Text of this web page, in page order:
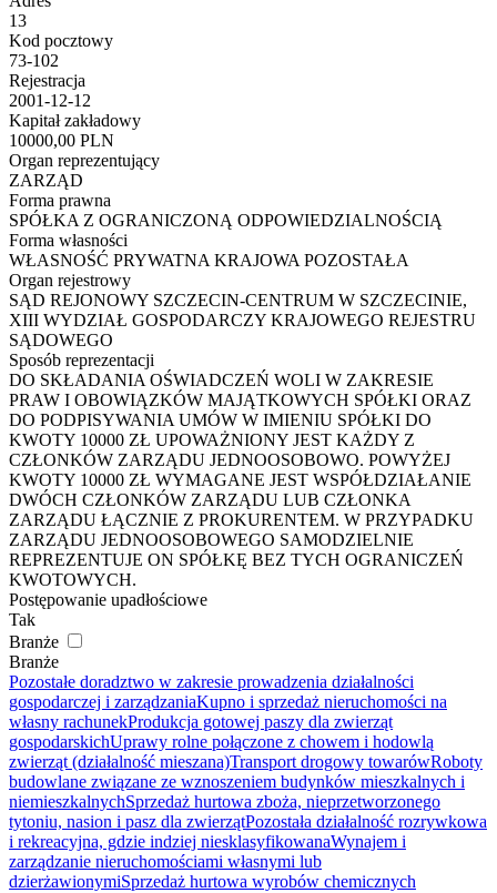
13
Kod pocztowy
73-102
Rejestracja
2001-12-12
Kapitał zakładowy
10000,00 PLN
Organ reprezentujący
ZARZĄD
Forma prawna
SPÓŁKA Z OGRANICZONĄ ODPOWIEDZIALNOŚCIĄ
Forma własności
WŁASNOŚĆ PRYWATNA KRAJOWA POZOSTAŁA
Organ rejestrowy
SĄD REJONOWY SZCZECIN-CENTRUM W SZCZECINIE,
XIII WYDZIAŁ GOSPODARCZY KRAJOWEGO REJESTRU
SĄDOWEGO
Sposób reprezentacji
DO SKŁADANIA OŚWIADCZEŃ WOLI W ZAKRESIE
PRAW I OBOWIĄZKÓW MAJĄTKOWYCH SPÓŁKI ORAZ
DO PODPISYWANIA UMÓW W IMIENIU SPÓŁKI DO
KWOTY 10000 ZŁ UPOWAŻNIONY JEST KAŻDY Z
CZŁONKÓW ZARZĄDU JEDNOOSOBOWO. POWYŻEJ
KWOTY 10000 ZŁ WYMAGANE JEST WSPÓŁDZIAŁANIE
DWÓCH CZŁONKÓW ZARZĄDU LUB CZŁONKA
ZARZĄDU ŁĄCZNIE Z PROKURENTEM. W PRZYPADKU
ZARZĄDU JEDNOOSOBOWEGO SAMODZIELNIE
REPREZENTUJE ON SPÓŁKĘ BEZ TYCH OGRANICZEŃ
KWOTOWYCH.
Postępowanie upadłościowe
Tak
Branże
Branże
Pozostałe doradztwo w zakresie prowadzenia działalności
gospodarczej i zarządzaniaKupno i sprzedaż nieruchomości na
własny rachunekProdukcja gotowej paszy dla zwierząt
gospodarskichUprawy rolne połączone z chowem i hodowlą
zwierząt (działalność mieszana)Transport drogowy towarówRoboty
budowlane związane ze wznoszeniem budynków mieszkalnych i
niemieszkalnychSprzedaż hurtowa zboża, nieprzetworzonego
tytoniu, nasion i pasz dla zwierzątPozostała działalność rozrywkowa
i rekreacyjna, gdzie indziej niesklasyfikowanaWynajem i
zarządzanie nieruchomościami własnymi lub
dzierżawionymiSprzedaż hurtowa wyrobów chemicznych